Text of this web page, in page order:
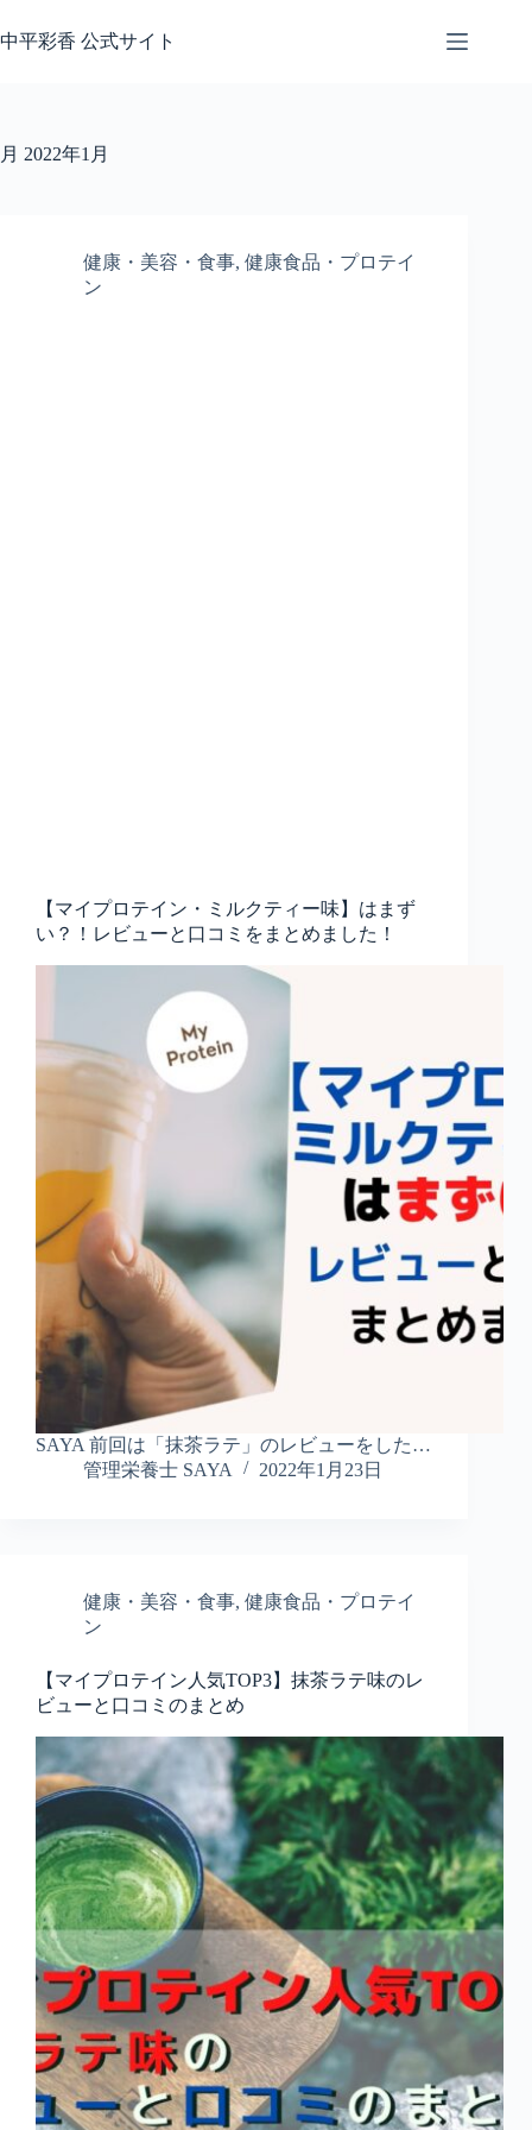
ン
ス
中平彩香 公式サイト
月 2022年1月
健康・美容・食事, 健康食品・プロテイ
ン
【マイプロテイン・ミルクティー味】はまず
い？！レビューと口コミをまとめました！
SAYA 前回は「抹茶ラテ」のレビューをした…
管理栄養士 SAYA
2022年1月23日
健康・美容・食事, 健康食品・プロテイ
ン
【マイプロテイン人気TOP3】抹茶ラテ味のレ
ビューと口コミのまとめ